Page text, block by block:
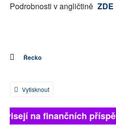
Podrobnosti v angličtině ZDE
Řecko
Vytisknout
na finančních